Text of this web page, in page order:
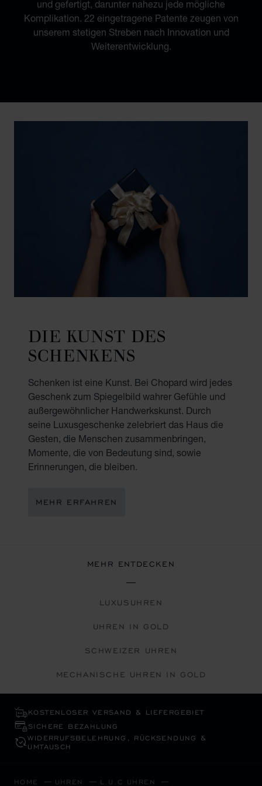
und gefertigt, darunter nahezu jede mögliche
Komplikation. 22 eingetragene Patente zeugen von
unserem stetigen Streben nach Innovation und
Weiterentwicklung.
DIE KUNST DES
SCHENKENS
Schenken ist eine Kunst. Bei Chopard wird jedes
Geschenk zum Spiegelbild wahrer Gefühle und
außergewöhnlicher Handwerkskunst. Durch
seine Luxusgeschenke zelebriert das Haus die
Gesten, die Menschen zusammenbringen,
Momente, die von Bedeutung sind, sowie
Erinnerungen, die bleiben.
MEHR ERFAHREN
MEHR ENTDECKEN
LUXUSUHREN
UHREN IN GOLD
SCHWEIZER UHREN
MECHANISCHE UHREN IN GOLD
KOSTENLOSER VERSAND & LIEFERGEBIET
SICHERE BEZAHLUNG
WIDERRUFS­BELEHRUNG, RÜCKSENDUNG &
UMTAUSCH
HOME UHREN L.U.C UHREN